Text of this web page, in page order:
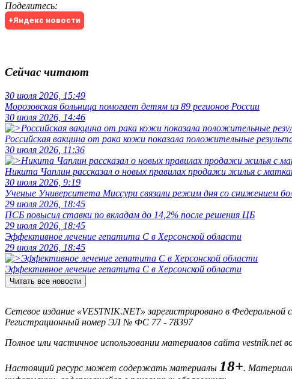
Поделитесь:
+Яндекс новости
Сейчас читают
30 июля 2026, 15:49
Морозовская больница помогает детям из 89 регионов России
30 июля 2026, 14:46
Российская вакцина от рака кожи показала положительные
30 июля 2026, 11:36
Никита Чаплин рассказал о новых правилах продажи жилья с
30 июля 2026, 9:19
Ученые Университета Миссури связали режим дня со снижением
29 июля 2026, 18:45
ПСБ повысил ставки по вкладам до 14,2% после решения ЦБ
29 июля 2026, 18:45
Эффективное лечение гепатита C в Херсонской области
29 июля 2026, 18:45
Эффективное лечение гепатита C в Херсонской области
Читать все новости
Сетевое издание «VESTNIK.NET» зарегистрировано в
Регистрационный номер ЭЛ № ФС 77 - 78397
Полное или частичное использовании материалов сайта vestnik.net
Настоящий ресурс может содержать материалы 18+.